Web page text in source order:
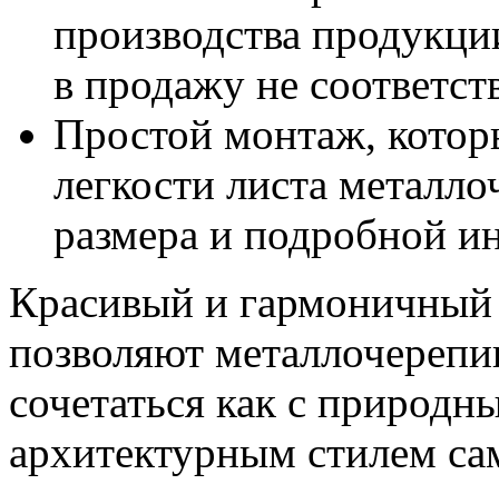
производства
в продажу не
Простой монтаж,
легкости листа
размера и подробной
Красивый и
позволяют
сочетаться как с
архитектурным стилем